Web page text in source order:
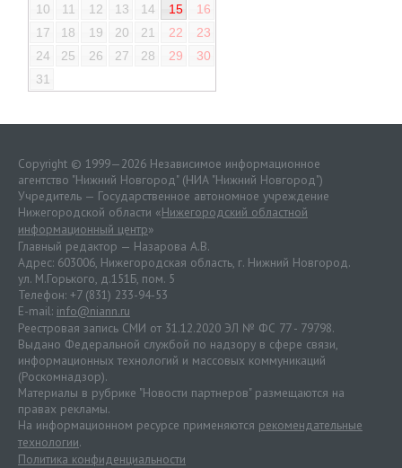
10
11 12 13 14 15
16
17
18 19 20 21 22
23
24
25 26 27 28 29
30
31
Copyright © 1999—2026 Независимое информационное
агентство "Нижний Новгород" (НИА "Нижний Новгород")
Учредитель — Государственное автономное учреждение
Нижегородской области «Нижегородский областной
информационный центр»
Главный редактор — Назарова А.В.
Адрес: 603006, Нижегородская область, г. Нижний Новгород.
ул. М.Горького, д.151Б, пом. 5
Телефон: +7 (831) 233-94-53
E-mail: info@niann.ru
Реестровая запись СМИ от 31.12.2020 ЭЛ № ФС 77 - 79798.
Выдано Федеральной службой по надзору в сфере связи,
информационных технологий и массовых коммуникаций
(Роскомнадзор).
Материалы в рубрике "Новости партнеров" размещаются на
правах рекламы.
На информационном ресурсе применяются рекомендательные
технологии.
Политика конфиденциальности